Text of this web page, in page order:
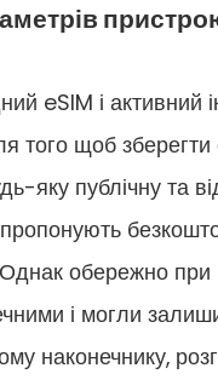
eSIM і
того щоб
яку публічну та
пропонують
обережно при
і могли
наконечнику,